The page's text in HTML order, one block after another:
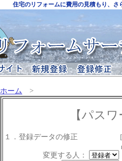
住宅のリフォームに費用の見積もり、さ
ホーム >
【パス
１．登録データの修正
変更する人：